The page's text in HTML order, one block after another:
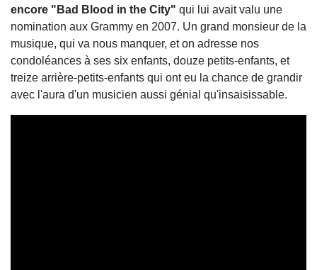
encore "Bad Blood in the City" qui lui avait valu une
nomination aux Grammy en 2007. Un grand monsieur de la
musique, qui va nous manquer, et on adresse nos
condoléances à ses six enfants, douze petits-enfants, et
treize arrière-petits-enfants qui ont eu la chance de grandir
avec l'aura d'un musicien aussi génial qu'insaisissable.